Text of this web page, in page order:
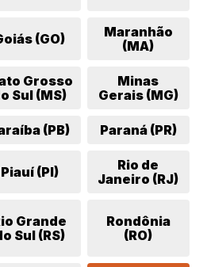
(GO)
Maranhão
(MA)
Grosso
Sul (MS)
Minas
Gerais (MG)
(PB) Paraná (PR)
Piauí (PI)
Rio de
Janeiro (RJ)
Grande
Sul (RS)
Rondônia
(RO)